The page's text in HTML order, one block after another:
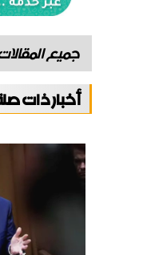
جميع
أخبار ذات